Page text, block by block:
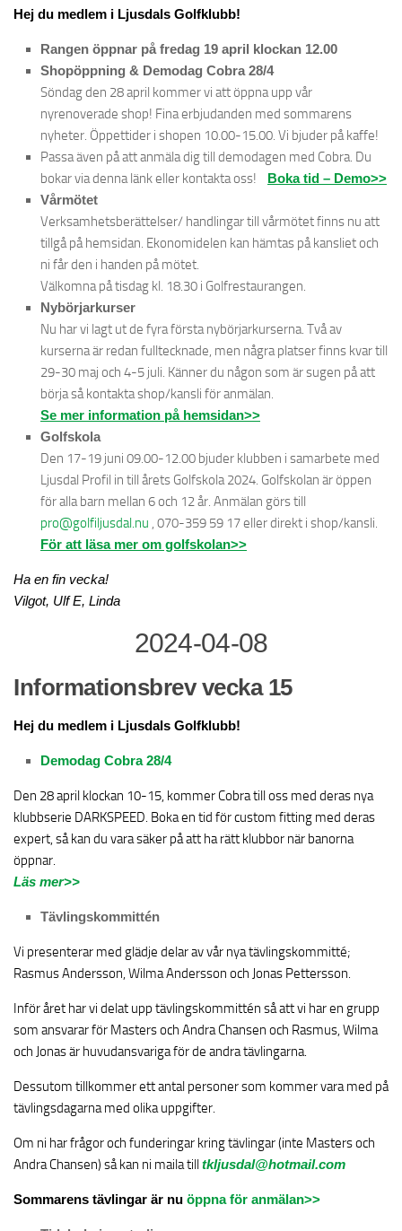
Hej du medlem i Ljusdals Golfklubb!
Rangen öppnar på fredag 19 april klockan 12.00
Shopöppning & Demodag Cobra 28/4
Söndag den 28 april kommer vi att öppna upp vår
nyrenoverade shop! Fina erbjudanden med sommarens
nyheter. Öppettider i shopen 10.00-15.00. Vi bjuder på kaffe!
Passa även på att anmäla dig till demodagen med Cobra. Du
bokar via denna länk eller kontakta oss! Boka tid – Demo>>
Vårmötet
Verksamhetsberättelser/ handlingar till vårmötet finns nu att
tillgå på hemsidan. Ekonomidelen kan hämtas på kansliet och
ni får den i handen på mötet.
Välkomna på tisdag kl. 18.30 i Golfrestaurangen.
Nybörjarkurser
Nu har vi lagt ut de fyra första nybörjarkurserna. Två av
kurserna är redan fulltecknade, men några platser finns kvar till
29-30 maj och 4-5 juli. Känner du någon som är sugen på att
börja så kontakta shop/kansli för anmälan.
Se mer information på hemsidan>>
Golfskola
Den 17-19 juni 09.00-12.00 bjuder klubben i samarbete med
Ljusdal Profil in till årets Golfskola 2024. Golfskolan är öppen
för alla barn mellan 6 och 12 år. Anmälan görs till
pro@golfiljusdal.nu , 070-359 59 17 eller direkt i shop/kansli.
För att läsa mer om golfskolan>>
Ha en fin vecka!
Vilgot, Ulf E, Linda
2024-04-08
Informationsbrev vecka 15
Hej du medlem i Ljusdals Golfklubb!
Demodag Cobra 28/4
Den 28 april klockan 10-15, kommer Cobra till oss med deras nya
klubbserie DARKSPEED. Boka en tid för custom fitting med deras
expert, så kan du vara säker på att ha rätt klubbor när banorna
öppnar.
Läs mer>>
Tävlingskommittén
Vi presenterar med glädje delar av vår nya tävlingskommitté;
Rasmus Andersson, Wilma Andersson och Jonas Pettersson.
Inför året har vi delat upp tävlingskommittén så att vi har en grupp
som ansvarar för Masters och Andra Chansen och Rasmus, Wilma
och Jonas är huvudansvariga för de andra tävlingarna.
Dessutom tillkommer ett antal personer som kommer vara med på
tävlingsdagarna med olika uppgifter.
Om ni har frågor och funderingar kring tävlingar (inte Masters och
Andra Chansen) så kan ni maila tilltkljusdal@hotmail.com
Sommarens tävlingar är nu öppna för anmälan>>